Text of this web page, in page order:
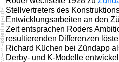
Stellvertreters des
Entwicklungsarbeiten an den
Zeit entsprachen Roders
resultierenden Differenzen
Richard Küchen bei Zündapp
Derby- und K-Modelle